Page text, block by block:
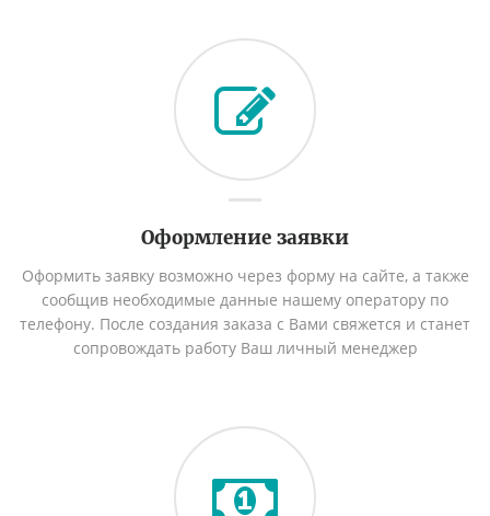
Оформление заявки
Оформить заявку возможно через форму на сайте, а также
сообщив необходимые данные нашему оператору по
телефону. После создания заказа с Вами свяжется и станет
сопровождать работу Ваш личный менеджер